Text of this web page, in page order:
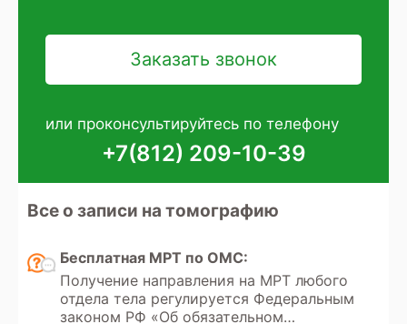
или проконсультируйтесь по телефону
+7(812) 209-10-39
Все о записи на томографию
Бесплатная МРТ по ОМС:
Получение направления на МРТ любого
отдела тела регулируется Федеральным
законом РФ «Об обязательном